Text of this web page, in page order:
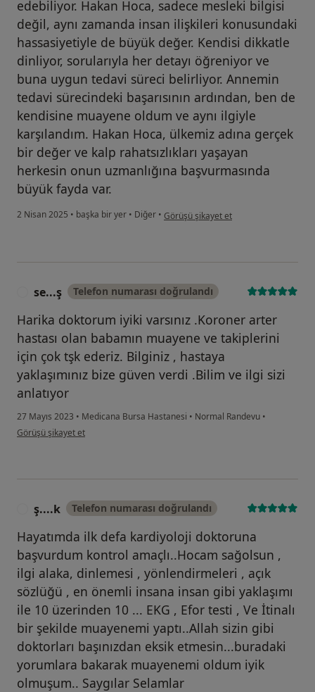
edebiliyor. Hakan Hoca, sadece mesleki bilgisi
değil, aynı zamanda insan ilişkileri konusundaki
hassasiyetiyle de büyük değer. Kendisi dikkatle
dinliyor, sorularıyla her detayı öğreniyor ve
buna uygun tedavi süreci belirliyor. Annemin
tedavi sürecindeki başarısının ardından, ben de
kendisine muayene oldum ve aynı ilgiyle
karşılandım. Hakan Hoca, ülkemiz adına gerçek
bir değer ve kalp rahatsızlıkları yaşayan
herkesin onun uzmanlığına başvurmasında
büyük fayda var.
2 Nisan 2025 • başka bir yer • Diğer • kullanıcının görüşüne göre se...u
Görüşü şikayet et
se...ş Telefon numarası doğrulandı
Harika doktorum iyiki varsınız .Koroner arter
hastası olan babamın muayene ve takiplerini
için çok tşk ederiz. Bilginiz , hastaya
yaklaşımınız bize güven verdi .Bilim ve ilgi sizi
anlatıyor
27 Mayıs 2023 • Medicana Bursa Hastanesi • Normal Randevu •
kullanıcının görüşüne göre se...ş
Görüşü şikayet et
ş....k Telefon numarası doğrulandı
Hayatımda ilk defa kardiyoloji doktoruna
başvurdum kontrol amaçlı..Hocam sağolsun ,
ilgi alaka, dinlemesi , yönlendirmeleri , açık
sözlüğü , en önemli insana insan gibi yaklaşımı
ile 10 üzerinden 10 ... EKG , Efor testi , Ve İtinalı
bir şekilde muayenemi yaptı..Allah sizin gibi
doktorları başınızdan eksik etmesin...buradaki
yorumlara bakarak muayenemi oldum iyik
olmuşum.. Saygılar Selamlar